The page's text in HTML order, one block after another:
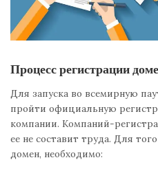
Процесс регистрации
Для запуска во всемирную
пройти официальную
компании. Компаний-
ее не составит труда. Для
домен, необходимо: